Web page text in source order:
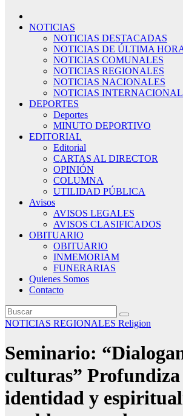
NOTICIAS
NOTICIAS DESTACADAS
NOTICIAS DE ÚLTIMA
NOTICIAS COMUNALES
NOTICIAS REGIONALES
NOTICIAS NACIONALES
NOTICIAS
DEPORTES
Deportes
MINUTO DEPORTIVO
EDITORIAL
Editorial
CARTAS AL DIRECTOR
OPINIÓN
COLUMNA
UTILIDAD PÚBLICA
Avisos
AVISOS LEGALES
AVISOS CLASIFICADOS
OBITUARIO
OBITUARIO
INMEMORIAM
FUNERARIAS
Quienes Somos
Contacto
NOTICIAS REGIONALES Religion
Seminario:
culturas” Profundiza
identidad y